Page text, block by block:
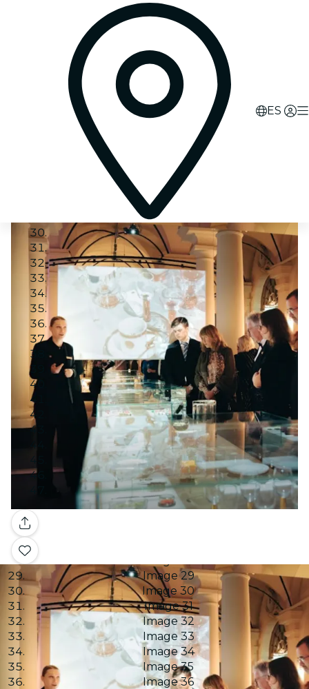
ES
Galería
Image 1
Image 2
Image 3
Image 4
Image 5
Image 6
Image 7
Image 8
Image 9
Image 10
Image 11
Image 12
Image 13
Image 14
Image 15
Image 16
Image 17
Image 18
Image 19
Image 20
Image 21
Image 22
Image 23
Image 24
Image 29
Image 30
Image 31
Image 32
Image 33
Image 34
Image 35
Image 36